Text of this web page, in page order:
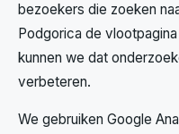
bezoekers die zoeken
Podgorica de
kunnen we dat
verbeteren.
We gebruiken Google